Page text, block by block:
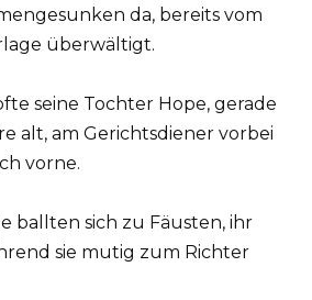
da, bereits vom
überwältigt.
seine Tochter Hope, gerade
alt, am Gerichtsdiener vorbei
vorne.
ballten sich zu Fäusten, ihr
sie mutig zum Richter